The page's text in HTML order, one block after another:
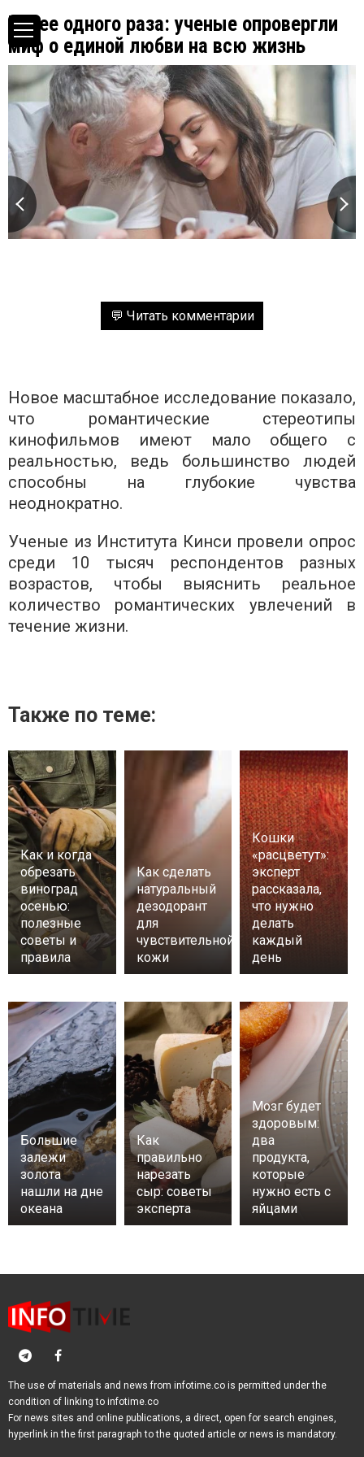
Более одного раза: ученые опровергли
миф о единой любви на всю жизнь
💬 Читать комментарии
Новое масштабное исследование показало,
что романтические стереотипы
кинофильмов имеют мало общего с
реальностью, ведь большинство людей
способны на глубокие чувства
неоднократно.
Ученые из Института Кинси провели опрос
среди 10 тысяч респондентов разных
возрастов, чтобы выяснить реальное
количество романтических увлечений в
течение жизни.
Также по теме:
Как и когда
обрезать
виноград
осенью:
полезные
советы и
правила
Как сделать
натуральный
дезодорант
для
чувствительной
кожи
Кошки
«расцветут»:
эксперт
рассказала,
что нужно
делать
каждый
день
Большие
залежи
золота
нашли на дне
океана
Как
правильно
нарезать
сыр: советы
эксперта
Мозг будет
здоровым:
два
продукта,
которые
нужно есть с
яйцами
The use of materials and news from infotime.co is permitted under the
condition of linking to infotime.co
For news sites and online publications, a direct, open for search engines,
hyperlink in the first paragraph to the quoted article or news is mandatory.